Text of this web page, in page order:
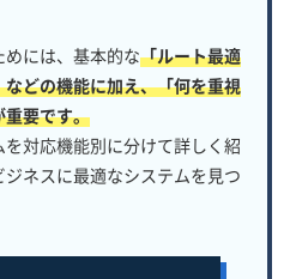
には、基本的な「ルート最適
どの機能に加え、「何を重視
重要です。
対応機能別に分けて詳しく紹
ネスに最適なシステムを見つ